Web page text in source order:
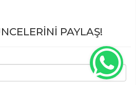
PAYLAŞ!